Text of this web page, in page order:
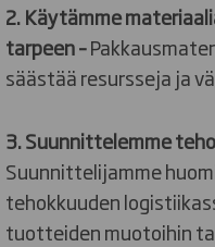
2. Käytämme
tarpeen –
säästää resursseja ja
3. Suunnittelemme
Suunnittelijamme
tehokkuuden
tuotteiden muotoihin